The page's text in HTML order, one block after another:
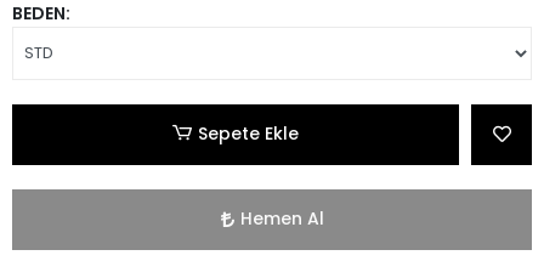
BEDEN:
Sepete Ekle
Hemen Al